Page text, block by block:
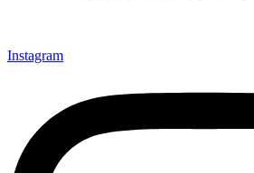
Instagram